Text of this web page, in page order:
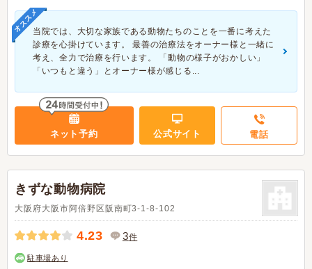
オススメ当院では、大切な家族である動物たちのことを一番に考えた
診療を心掛けています。 最善の治療法をオーナー様と一緒に
考え、全力で治療を行います。 「動物の様子がおかしい」
「いつもと違う」とオーナー様が感じる...
ネット予約 公式サイト 電話
きずな動物病院
大阪府大阪市阿倍野区阪南町3-1-8-102
4.23 3件
駐車場あり